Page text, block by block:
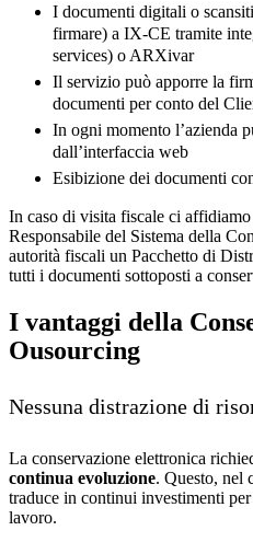
I documenti digitali o
firmare) a IX-CE tramite
services) o ARXivar
Il servizio può apporre la
documenti per conto del
In ogni momento l’azienda
dall’interfaccia web
Esibizione dei documenti
In caso di visita fiscale ci affidiamo
Responsabile del Sistema della
autorità fiscali un Pacchetto di
tutti i documenti sottoposti a
I vantaggi della
Ousourcing
Nessuna distrazione di
La conservazione elettronica
continua evoluzione. Questo, nel
traduce in continui investimenti
lavoro.